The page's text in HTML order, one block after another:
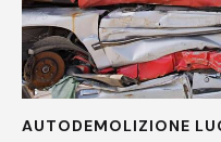
AUTODEMOLIZIONE